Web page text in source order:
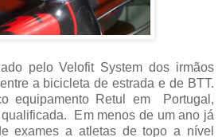
pelo Velofit System dos irmãos
a bicicleta de estrada e de BTT.
equipamento Retul em Portugal,
Em menos de um ano já
exames a atletas de topo a nível